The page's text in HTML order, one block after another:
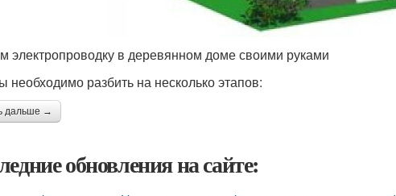
электропроводку в деревянном доме своими руками
необходимо разбить на несколько этапов:
дальше →
обновления на сайте: